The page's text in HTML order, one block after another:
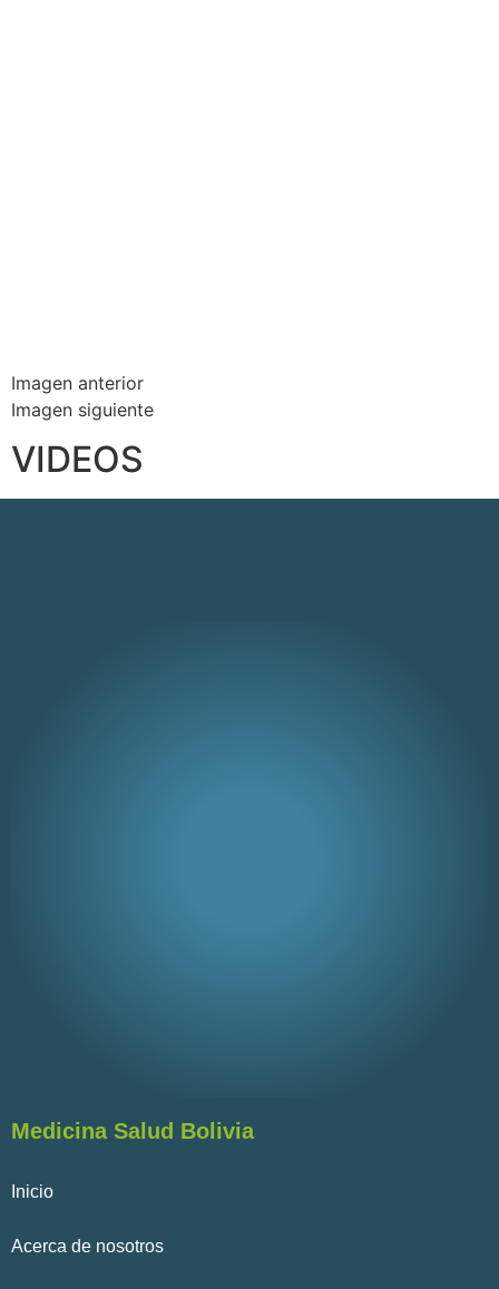
Imagen anterior
Imagen siguiente
VIDEOS
Medicina Salud Bolivia
Inicio
Acerca de nosotros